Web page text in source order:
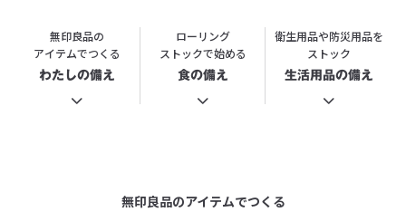
無印良品の
アイテムでつくる
わたしの備え
ローリング
ストックで始める
食の備え
衛生用品や防災用品を
ストック
生活用品の備え
無印良品のアイテムでつくる